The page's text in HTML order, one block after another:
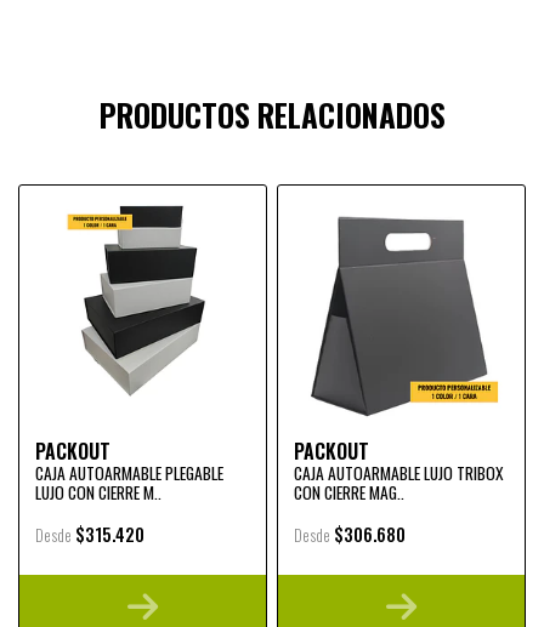
PRODUCTOS RELACIONADOS
PACKOUT
CAJA AUTOARMABLE PLEGABLE
LUJO CON CIERRE M..
Desde $315.420
PACKOUT
CAJA AUTOARMABLE LUJO TRIBOX
CON CIERRE MAG..
Desde $306.680